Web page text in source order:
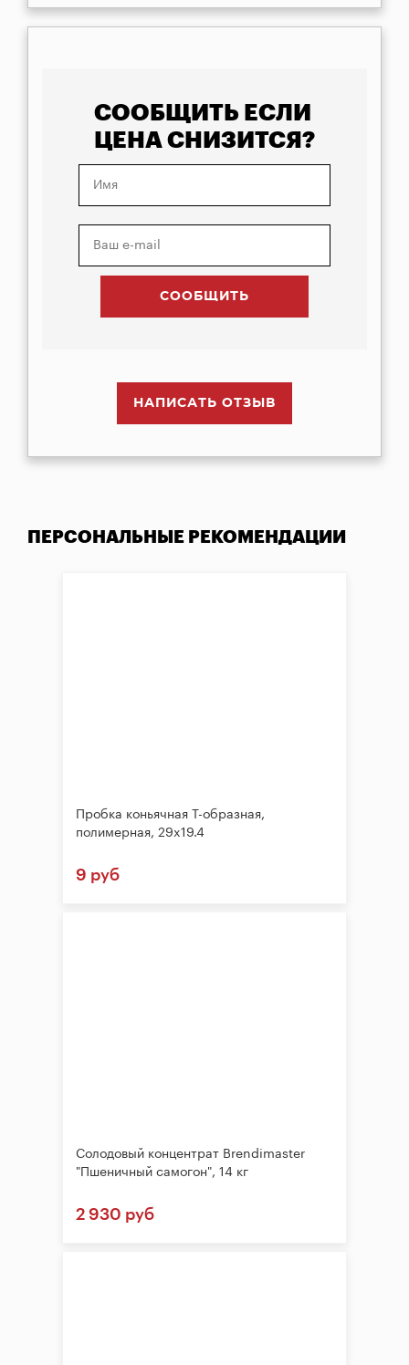
СООБЩИТЬ ЕСЛИ
ЦЕНА СНИЗИТСЯ?
НАПИСАТЬ ОТЗЫВ
ПЕРСОНАЛЬНЫЕ РЕКОМЕНДАЦИИ
Пробка коньячная Т-образная,
полимерная, 29x19.4
9 руб
Солодовый концентрат Brendimaster
"Пшеничный самогон", 14 кг
2 930 руб